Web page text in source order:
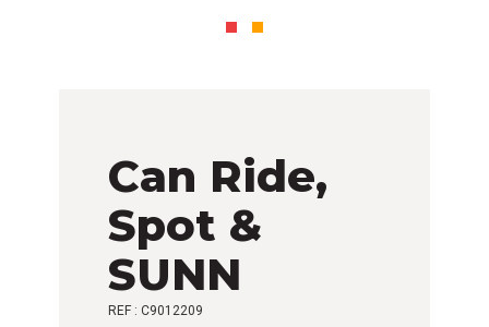
Can Ride,
Spot &
SUNN
REF : C9012209